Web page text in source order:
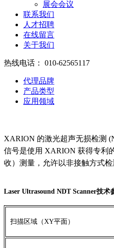
展会会议
联系我们
人才招聘
在线留言
关于我们
热线电话： 010-62565117
代理品牌
产品类型
应用领域
XARION 的激光超声无损检测
信号是使用 XARION 获得专利
收）测量，允许以非接触方式
Laser Ultrasound NDT Scanner技术
扫描区域（XY平面）